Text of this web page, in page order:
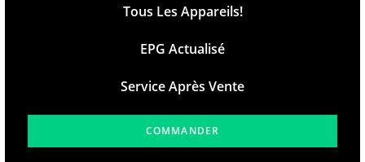
Tous Les Appareils!
EPG Actualisé
Service Après Vente
COMMANDER